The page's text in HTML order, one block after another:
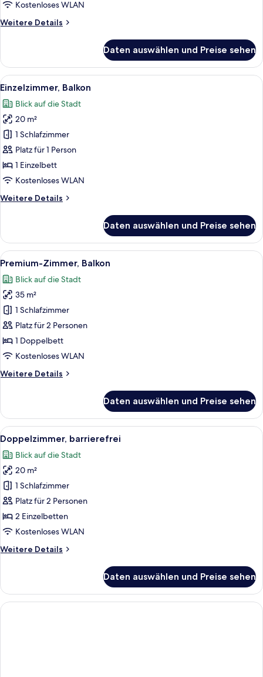
Kostenloses WLAN
Weitere Details
Weitere
Balkon
Daten auswählen und Preise sehen
Alle
Fotos
für
Einzelzimmer,
Balkon
anzeigen
Ein ordentlich eingerichtetes
13
Einzelzimmer, Balkon
Blick auf die Stadt
20 m²
1 Schlafzimmer
Platz für 1 Person
1 Einzelbett
Kostenloses WLAN
Weitere Details
Weitere
Balkon
Daten auswählen und Preise sehen
Alle
Fotos
für
Premium-
Zimmer,
Balkon
anzeigen
Ein Hotelzimmer mit einem Bett,
11
Premium-Zimmer, Balkon
Blick auf die Stadt
35 m²
1 Schlafzimmer
Platz für 2 Personen
1 Doppelbett
Kostenloses WLAN
Weitere Details
Weitere
Zimmer,
Balkon
Daten auswählen und Preise sehen
Alle
Fotos
für
Doppelzimmer,
barrierefrei
anzeigen
Ein modernes Hotelzimmer mit
7
Doppelzimmer, barrierefrei
Blick auf die Stadt
20 m²
1 Schlafzimmer
Platz für 2 Personen
2 Einzelbetten
Kostenloses WLAN
Weitere Details
Weitere
barrierefrei
Daten auswählen und Preise sehen